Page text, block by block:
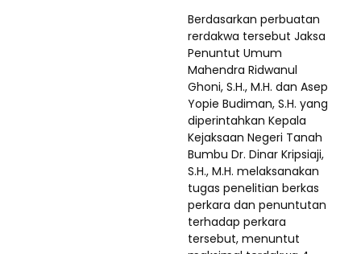
Berdasarkan perbuatan
rerdakwa tersebut Jaksa
Penuntut Umum
Mahendra Ridwanul
Ghoni, S.H., M.H. dan Asep
Yopie Budiman, S.H. yang
diperintahkan Kepala
Kejaksaan Negeri Tanah
Bumbu Dr. Dinar Kripsiaji,
S.H., M.H. melaksanakan
tugas penelitian berkas
perkara dan penuntutan
terhadap perkara
tersebut, menuntut